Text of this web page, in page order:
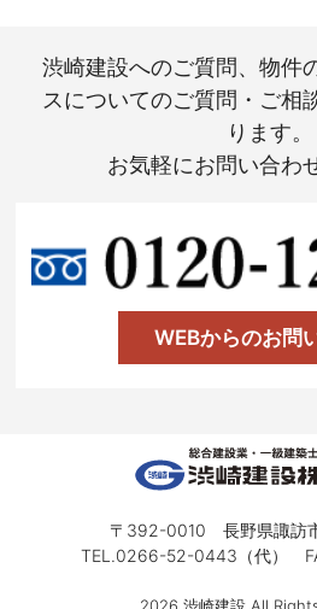
渋崎建設へのご質問、物件
スについてのご質問・ご相
ります。
お気軽にお問い合わ
WEBからのお問
〒392-0010 長野県諏訪
TEL.0266-52-0443（代）